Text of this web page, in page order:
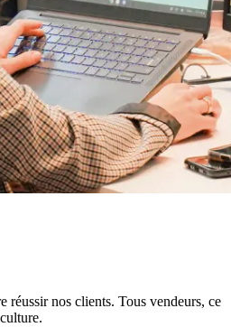
réussir nos clients. Tous vendeurs, ce